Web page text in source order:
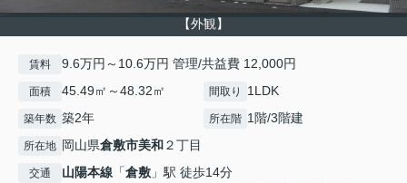
【外観】
賃料 9.6万円～10.6万円 管理/共益費 12,000円
面積 45.49㎡～48.32㎡ 間取り 1LDK
築年数 築2年 所在階 1階/3階建
所在地 岡山県倉敷市美和２丁目
交通 山陽本線 「倉敷 」駅 徒歩14分